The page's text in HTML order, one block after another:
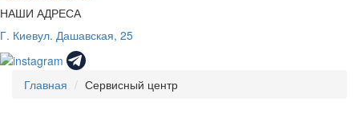
НАШИ АДРЕСА
Г. Киевул. Дашавская, 25
Главная Сервисный центр